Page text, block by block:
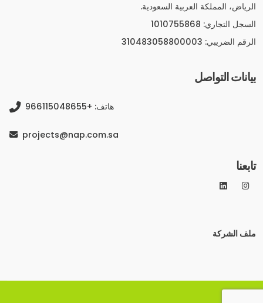
الرياض، المملكة العربية السعودية.
السجل التجاري: 1010755868
الرقم الضريبي: 310483058800003
بيانات التواصل
هاتف: +966115048655
projects@nap.com.sa
تابعنا
ملف الشركة